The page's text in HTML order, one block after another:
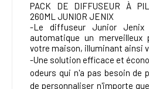
PACK DE DIFFUSEUR À
260ML JUNIOR JENIX
-Le diffuseur Junior Jenix
automatique un
votre maison, illuminant ainsi
-Une solution efficace et
odeurs qui n'a pas besoin de
de personnaliser n'importe